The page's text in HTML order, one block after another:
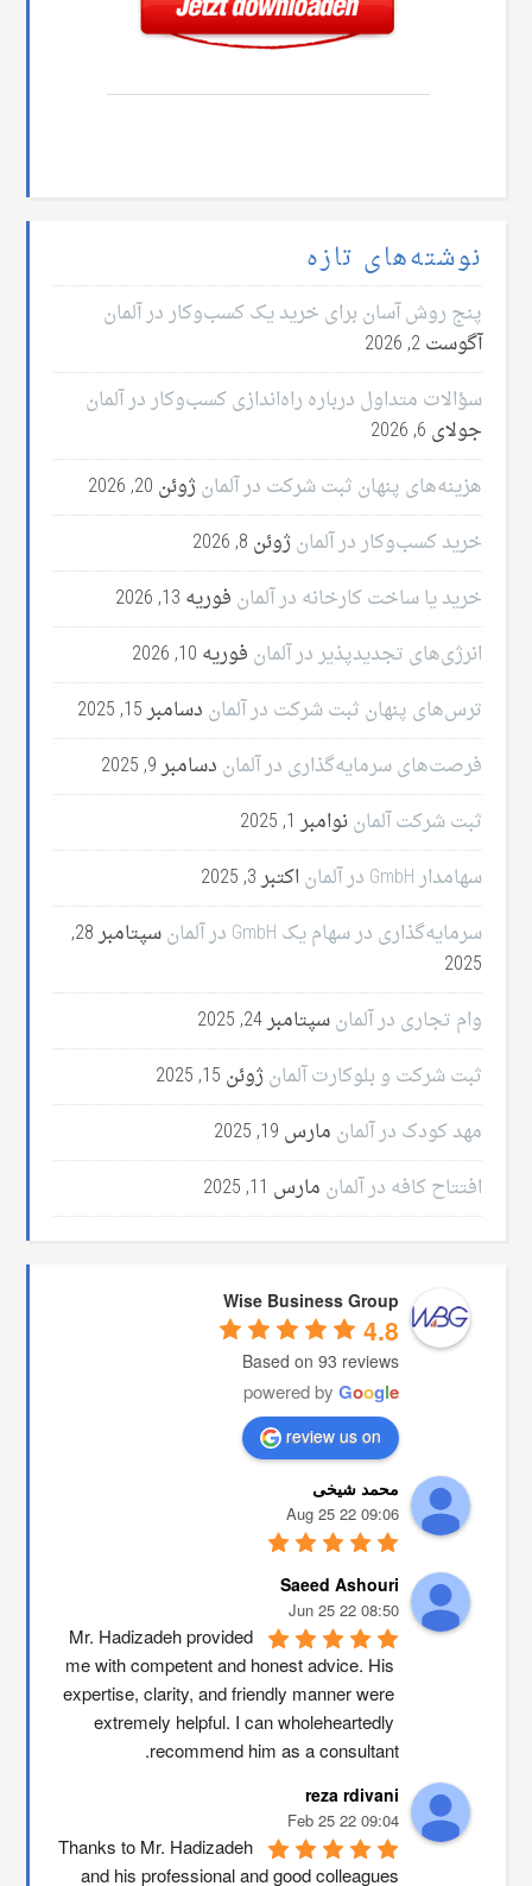
نوشته‌های تازه
پنج روش آسان برای خرید یک کسب‌وکار در آلمان
آگوست 2, 2026
سؤالات متداول درباره راه‌اندازی کسب‌وکار در آلمان
جولای 6, 2026
هزینه‌های پنهان ثبت شرکت در آلمان ژوئن 20, 2026
خرید کسب‌وکار در آلمان ژوئن 8, 2026
خرید یا ساخت کارخانه در آلمان فوریه 13, 2026
انرژی‌های تجدیدپذیر در آلمان فوریه 10, 2026
ترس‌های پنهان ثبت شرکت در آلمان دسامبر 15, 2025
فرصت‌های سرمایه‌گذاری در آلمان دسامبر 9, 2025
ثبت شرکت آلماننوامبر 1, 2025
سهامدار GmbH در آلمان
اکتبر 3, 2025
سرمایه‌گذاری در سهام یک GmbH در آلمان
سپتامبر 28,
2025
وام تجاری در آلمانسپتامبر 24, 2025
ثبت شرکت و بلوکارت آلمان ژوئن 15, 2025
مهد کودک در آلمان مارس 19, 2025
افتتاح کافه در آلمان مارس 11, 2025
Wise Business Group
4.8
Based on 93 reviews
powered by Google
review us on
محمد شیخی
09:06 22 Aug 25
Saeed Ashouri
08:50 22 Jun 25
Mr. Hadizadeh provided
me with competent and honest advice. His
expertise, clarity, and friendly manner were
extremely helpful. I can wholeheartedly
recommend him as a consultant.
reza rdivani
09:04 22 Feb 25
Thanks to Mr. Hadizadeh
and his professional and good colleagues